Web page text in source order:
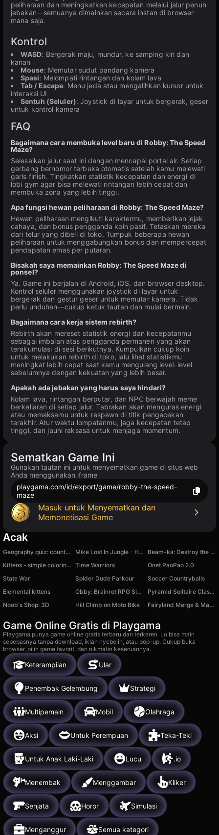
peliharaan dan meningkatkan kecepatan melalui jalur penuh
jebakan—semuanya dimainkan secara instan di browser
mana saja.
Kontrol
WASD: Bergerak maju, mundur, ke samping kiri dan
kanan
Mouse: Memutar sudut pandang kamera
Spasi: Melompati rintangan dan kolam lava
Tab / Escape: Menu jeda atau mengalihkan kursor untuk
interaksi UI
Sentuh (Seluler): Joystick di layar untuk bergerak, geser
untuk kontrol kamera
FAQ
Bagaimana cara membuka level baru di Robby: The Speed
Maze?
Selesaikan jalur saat ini dengan mencapai portal air. Setiap
gerbang bernomor terbuka otomatis setelah kamu melewati
garis finish. Tingkatkan statistik kecepatan dan energi di
lobi gym agar bisa melewati rintangan lebih cepat dan
membuka zona yang lebih tinggi.
Apa fungsi hewan peliharaan di Robby: The Speed Maze?
Hewan peliharaan mengikuti karaktermu, memberikan jejak
cahaya, dan bonus pengganda koin pasif. Tetaskan mereka
dari telur yang dibeli di toko. Tumpuk beberapa hewan
peliharaan untuk menggabungkan bonus dan mempercepat
pendapatan emas per putaran.
Bisakah saya memainkan Robby: The Speed Maze di
ponsel?
Ya. Game ini berjalan di Android, iOS, dan browser desktop.
Kontrol seluler menggunakan joystick di layar untuk
bergerak dan gestur geser untuk memutar kamera. Tidak
perlu unduhan—cukup ketuk tautan dan mulai bermain.
Bagaimana cara kerja sistem rebirth?
Rebirth akan mereset statistik energi dan kecepatanmu
sebagai imbalan atas pengganda permanen yang akan
terakumulasi di sesi berikutnya. Kumpulkan cukup koin
untuk melakukan rebirth di toko, lalu lihat statistikmu
meningkat lebih cepat saat kamu mengulang level-level
sebelumnya dengan kekuatan yang lebih besar.
Apakah ada jebakan yang harus saya hindari?
Kolam lava, rintangan berputar, dan NPC berwajah meme
berkeliaran di setiap jalur. Tabrakan akan menguras energi
atau memaksamu untuk respawn di titik pengecekan
terakhir. Atur waktu lompatanmu, jaga kecepatan tetap
tinggi, dan jauhi raksasa untuk menjaga momentum.
Sematkan Game Ini
Gunakan tautan ini untuk menyematkan game di situs web
Anda menggunakan iframe
playgama.com/id/export/game/robby-the-speed-
maze
Masuk untuk Menyematkan dan
Memonetisasi Game
Acak
Geography quiz: countries, flags, capitals Mike Lost In Jungle - Hidden Object
Beam-ka: Destroy the car!
Kittens - simple coloring book with stickers Time Warriors
Onet PaoPao 2.0
State War
Spider Dude Parkour
Soccer Countryballs
Elemental kittens
Obby: Brainrot RPG Slasher & Loot Adventure
Pyramid Solitaire Classic
Noob's Shop: 3D
Hill Climb on Moto Bike Fairyland Merge & Magic
Game Online Gratis di Playgama
Playgama punya game online gratis terbaru dan terkeren. Lo bisa main
sebebasnya tanpa download, iklan nyebelin, atau pop-up. Cukup buka
browser, pilih game favorit, dan nikmatin keseruannya.
Keterampilan Ular
Penembak Gelembung Strategi
Multipemain Mobil Olahraga
Aksi Untuk Perempuan Teka-Teki
Untuk Anak Laki-Laki Lucu .io
Menembak Menggambar Kliker
Senjata Horor Simulasi
Menganggur Semua kategori